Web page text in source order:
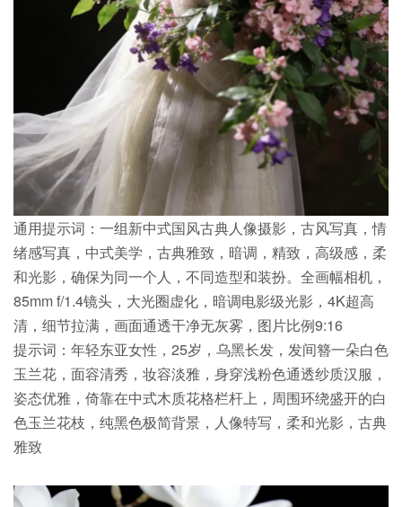
通用提示词：一组新中式国风古典人像摄影，古风写真，情
绪感写真，中式美学，古典雅致，暗调，精致，高级感，柔
和光影，确保为同一个人，不同造型和装扮。全画幅相机，
85mm f/1.4镜头，大光圈虚化，暗调电影级光影，4K超高
清，细节拉满，画面通透干净无灰雾，图片比例9:16
提示词：年轻东亚女性，25岁，乌黑长发，发间簪一朵白色
玉兰花，面容清秀，妆容淡雅，身穿浅粉色通透纱质汉服，
姿态优雅，倚靠在中式木质花格栏杆上，周围环绕盛开的白
色玉兰花枝，纯黑色极简背景，人像特写，柔和光影，古典
雅致